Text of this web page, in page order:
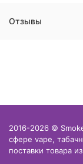
Отзывы
2016-2026 ©
сфере vape,
поставки товара